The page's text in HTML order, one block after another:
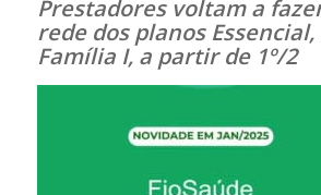
Prestadores voltam a
rede dos planos Essencial,
Família I, a partir de 1º/2